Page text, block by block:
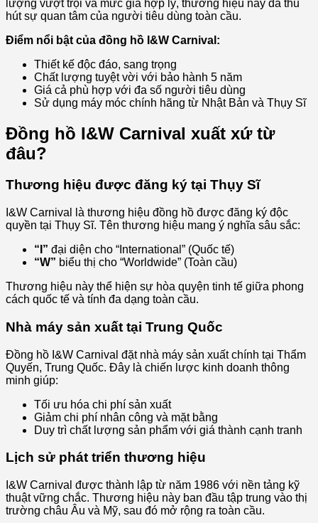
lượng vượt trội và mức giá hợp lý, thương hiệu này đã thu
hút sự quan tâm của người tiêu dùng toàn cầu.
Điểm nổi bật của đồng hồ I&W Carnival:
Thiết kế độc đáo, sang trọng
Chất lượng tuyệt vời với bảo hành 5 năm
Giá cả phù hợp với đa số người tiêu dùng
Sử dụng máy móc chính hãng từ Nhật Bản và Thụy Sĩ
Đồng hồ I&W Carnival xuất xứ từ
đâu?
Thương hiệu được đăng ký tại Thụy Sĩ
I&W Carnival là thương hiệu đồng hồ được đăng ký độc
quyền tại Thụy Sĩ. Tên thương hiệu mang ý nghĩa sâu sắc:
“I” đại diện cho “International” (Quốc tế)
“W” biểu thị cho “Worldwide” (Toàn cầu)
Thương hiệu này thể hiện sự hòa quyện tinh tế giữa phong
cách quốc tế và tính đa dạng toàn cầu.
Nhà máy sản xuất tại Trung Quốc
Đồng hồ I&W Carnival đặt nhà máy sản xuất chính tại Thẩm
Quyến, Trung Quốc. Đây là chiến lược kinh doanh thông
minh giúp:
Tối ưu hóa chi phí sản xuất
Giảm chi phí nhân công và mặt bằng
Duy trì chất lượng sản phẩm với giá thành cạnh tranh
Lịch sử phát triển thương hiệu
I&W Carnival được thành lập từ năm 1986 với nền tảng kỹ
thuật vững chắc. Thương hiệu này ban đầu tập trung vào thị
trường châu Âu và Mỹ, sau đó mở rộng ra toàn cầu.